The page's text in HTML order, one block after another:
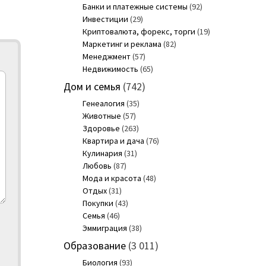
Банки и платежные системы (92)
Инвестиции (29)
Криптовалюта, форекс, торги (19)
Маркетинг и реклама (82)
Менеджмент(57)
Недвижимость (65)
Дом и семья (742)
Генеалогия (35)
Животные (57)
Здоровье (263)
Квартира и дача (76)
Кулинария (31)
Любовь (87)
Мода и красота (48)
Отдых(31)
Покупки (43)
Семья (46)
Эммиграция (38)
Образование(3 011)
Биология (93)